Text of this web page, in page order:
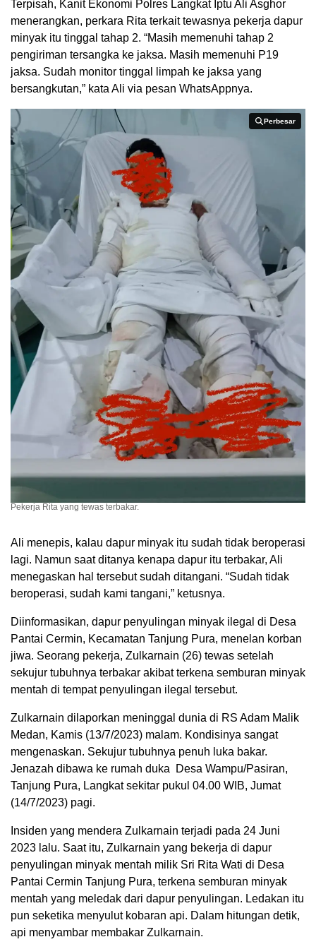
Terpisah, Kanit Ekonomi Polres Langkat Iptu Ali Asghor
menerangkan, perkara Rita terkait tewasnya pekerja dapur
minyak itu tinggal tahap 2. “Masih memenuhi tahap 2
pengiriman tersangka ke jaksa. Masih memenuhi P19
jaksa. Sudah monitor tinggal limpah ke jaksa yang
bersangkutan,” kata Ali via pesan WhatsAppnya.
Perbesar
Perbesar
Pekerja Rita yang tewas terbakar.
Ali menepis, kalau dapur minyak itu sudah tidak beroperasi
lagi. Namun saat ditanya kenapa dapur itu terbakar, Ali
menegaskan hal tersebut sudah ditangani. “Sudah tidak
beroperasi, sudah kami tangani,” ketusnya.
Diinformasikan, dapur penyulingan minyak ilegal di Desa
Pantai Cermin, Kecamatan Tanjung Pura, menelan korban
jiwa. Seorang pekerja, Zulkarnain (26) tewas setelah
sekujur tubuhnya terbakar akibat terkena semburan minyak
mentah di tempat penyulingan ilegal tersebut.
Zulkarnain dilaporkan meninggal dunia di RS Adam Malik
Medan, Kamis (13/7/2023) malam. Kondisinya sangat
mengenaskan. Sekujur tubuhnya penuh luka bakar.
Jenazah dibawa ke rumah duka Desa Wampu/Pasiran,
Tanjung Pura, Langkat sekitar pukul 04.00 WIB, Jumat
(14/7/2023) pagi.
Insiden yang mendera Zulkarnain terjadi pada 24 Juni
2023 lalu. Saat itu, Zulkarnain yang bekerja di dapur
penyulingan minyak mentah milik Sri Rita Wati di Desa
Pantai Cermin Tanjung Pura, terkena semburan minyak
mentah yang meledak dari dapur penyulingan. Ledakan itu
pun seketika menyulut kobaran api. Dalam hitungan detik,
api menyambar membakar Zulkarnain.